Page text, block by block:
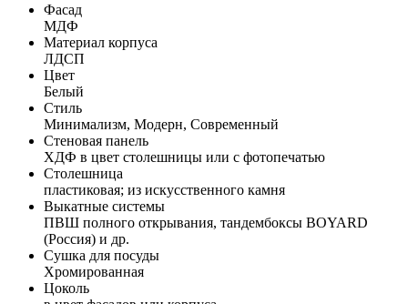
Фасад
МДФ
Материал корпуса
ЛДСП
Цвет
Белый
Стиль
Минимализм, Модерн, Современный
Стеновая панель
ХДФ в цвет столешницы или с фотопечатью
Столешница
пластиковая; из искусственного камня
Выкатные системы
ПВШ полного открывания, тандембоксы BOYARD
(Россия) и др.
Сушка для посуды
Хромированная
Цоколь